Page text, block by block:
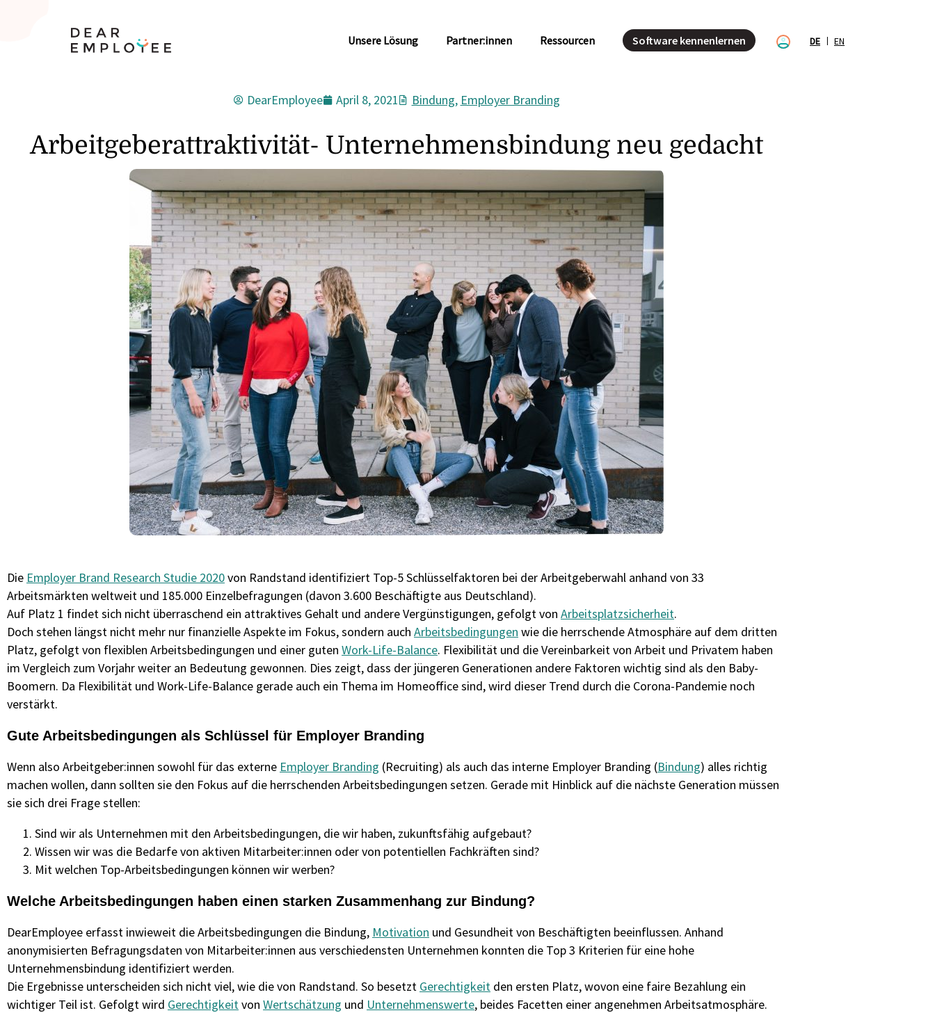
Unsere Lösung Partner:innen Ressourcen Software kennenlernen DE EN
DearEmployee April 8, 2021 Bindung, Employer Branding
Arbeitgeberattraktivität- Unternehmensbindung neu gedacht
Die Employer Brand Research Studie 2020von Randstand identifiziert Top-5 Schlüsselfaktoren bei der Arbeitgeberwahl anhand von 33
Arbeitsmärkten weltweit und 185.000 Einzelbefragungen (davon 3.600 Beschäftigte aus Deutschland).
Auf Platz 1 findet sich nicht überraschend ein attraktives Gehalt und andere Vergünstigungen, gefolgt von Arbeitsplatzsicherheit.
Doch stehen längst nicht mehr nur finanzielle Aspekte im Fokus, sondern auch Arbeitsbedingungen wie die herrschende Atmosphäre auf dem dritten
Platz, gefolgt von flexiblen Arbeitsbedingungen und einer guten Work-Life-Balance. Flexibilität und die Vereinbarkeit von Arbeit und Privatem haben
im Vergleich zum Vorjahr weiter an Bedeutung gewonnen. Dies zeigt, dass der jüngeren Generationen andere Faktoren wichtig sind als den Baby-
Boomern. Da Flexibilität und Work-Life-Balance gerade auch ein Thema im Homeoffice sind, wird dieser Trend durch die Corona-Pandemie noch
verstärkt.
Gute Arbeitsbedingungen als Schlüssel für Employer Branding
Wenn also Arbeitgeber:innen sowohl für das externe Employer Branding (Recruiting) als auch das interne Employer Branding (Bindung) alles richtig
machen wollen, dann sollten sie den Fokus auf die herrschenden Arbeitsbedingungen setzen. Gerade mit Hinblick auf die nächste Generation müssen
sie sich drei Frage stellen:
Sind wir als Unternehmen mit den Arbeitsbedingungen, die wir haben, zukunftsfähig aufgebaut?
Wissen wir was die Bedarfe von aktiven Mitarbeiter:innen oder von potentiellen Fachkräften sind?
Mit welchen Top-Arbeitsbedingungen können wir werben?
Welche Arbeitsbedingungen haben einen starken Zusammenhang zur Bindung?
DearEmployee erfasst inwieweit die Arbeitsbedingungen die Bindung, Motivation und Gesundheit von Beschäftigten beeinflussen. Anhand
anonymisierten Befragungsdaten von Mitarbeiter:innen aus verschiedensten Unternehmen konnten die Top 3 Kriterien für eine hohe
Unternehmensbindung identifiziert werden.
Die Ergebnisse unterscheiden sich nicht viel, wie die von Randstand. So besetzt Gerechtigkeit den ersten Platz, wovon eine faire Bezahlung ein
wichtiger Teil ist. Gefolgt wird Gerechtigkeitvon Wertschätzung und Unternehmenswerte, beides Facetten einer angenehmen Arbeitsatmosphäre.